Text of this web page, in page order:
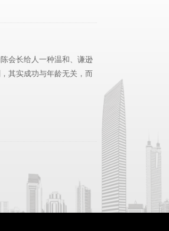
会长给人一种温和、谦逊
其实成功与年龄无关，而